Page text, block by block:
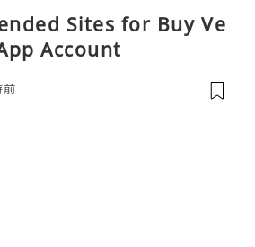
Sites for Buy Ve
Account
前